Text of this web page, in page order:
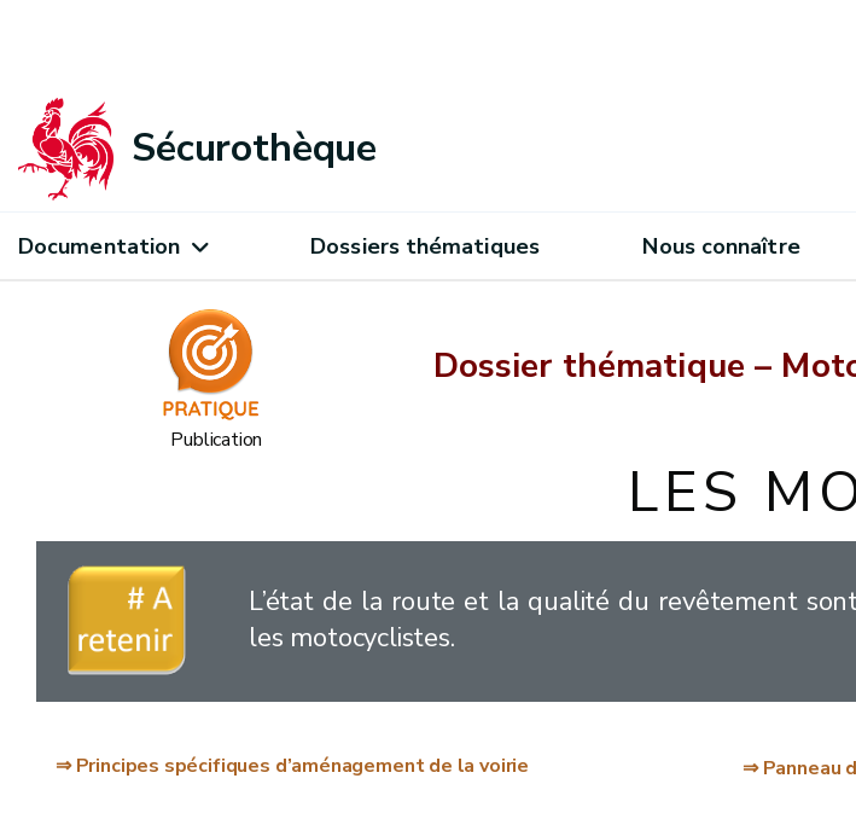
Sécurothèque
Documentation Dossiers thématiques Nous connaître
Publication
Dossier thématique –
LES
L’état de la route et la qualité du revêtement
les motocyclistes.
⇒ Principes spécifiques d’aménagement de la voirie ⇒ Panneau